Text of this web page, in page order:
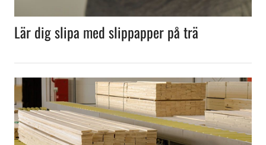
Lär dig slipa med slippapper på trä